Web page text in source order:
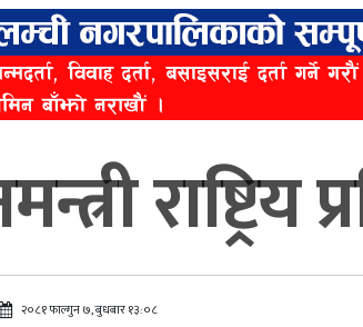
२०८१ फाल्गुन ७, बुधबार १३:०८